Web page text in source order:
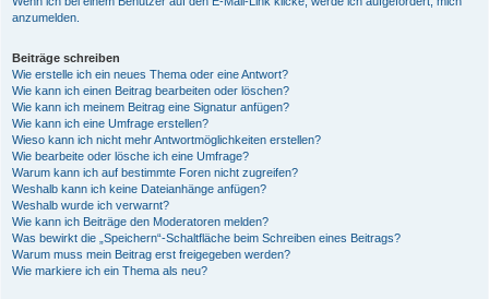
anzumelden.
Beiträge schreiben
Wie erstelle ich ein neues Thema oder eine Antwort?
Wie kann ich einen Beitrag bearbeiten oder löschen?
Wie kann ich meinem Beitrag eine Signatur anfügen?
Wie kann ich eine Umfrage erstellen?
Wieso kann ich nicht mehr Antwortmöglichkeiten erstellen?
Wie bearbeite oder lösche ich eine Umfrage?
Warum kann ich auf bestimmte Foren nicht zugreifen?
Weshalb kann ich keine Dateianhänge anfügen?
Weshalb wurde ich verwarnt?
Wie kann ich Beiträge den Moderatoren melden?
Was bewirkt die „Speichern“-Schaltfläche beim Schreiben eines Beitrags?
Warum muss mein Beitrag erst freigegeben werden?
Wie markiere ich ein Thema als neu?